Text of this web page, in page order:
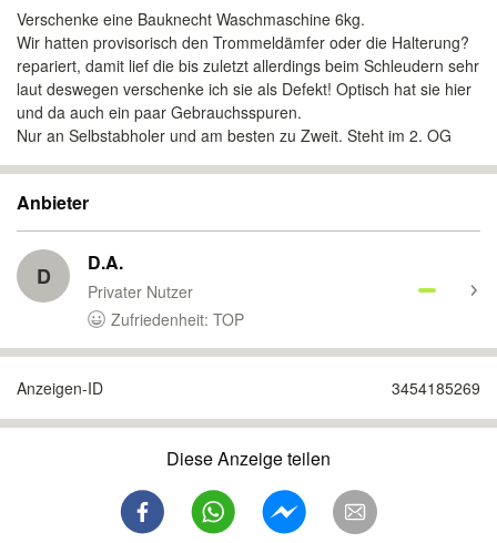
Verschenke eine Bauknecht Waschmaschine 6kg.
Wir hatten provisorisch den Trommeldämfer oder die Halterung?
repariert, damit lief die bis zuletzt allerdings beim Schleudern sehr
laut deswegen verschenke ich sie als Defekt! Optisch hat sie hier
und da auch ein paar Gebrauchsspuren.
Nur an Selbstabholer und am besten zu Zweit. Steht im 2. OG
Anbieter
D D.A.
Privater Nutzer
Zufriedenheit: TOP
Anzeigen-ID 3454185269
Diese Anzeige teilen